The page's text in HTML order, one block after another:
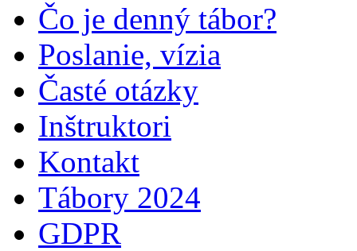
Čo je denný tábor?
Poslanie, vízia
Časté otázky
Inštruktori
Kontakt
Tábory 2024
GDPR